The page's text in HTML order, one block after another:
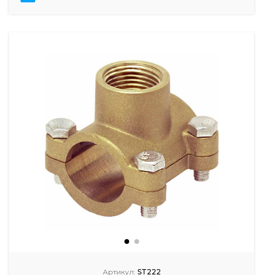
Артикул: ST222